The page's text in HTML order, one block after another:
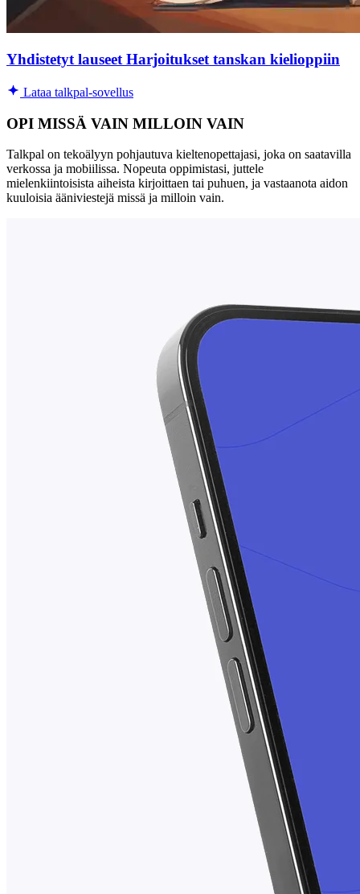
Yhdistetyt lauseet Harjoitukset tanskan kielioppiin
Lataa talkpal-sovellus
OPI MISSÄ VAIN MILLOIN VAIN
Talkpal on tekoälyyn pohjautuva kieltenopettajasi, joka on saatavilla
verkossa ja mobiilissa. Nopeuta oppimistasi, juttele
mielenkiintoisista aiheista kirjoittaen tai puhuen, ja vastaanota aidon
kuuloisia ääniviestejä missä ja milloin vain.